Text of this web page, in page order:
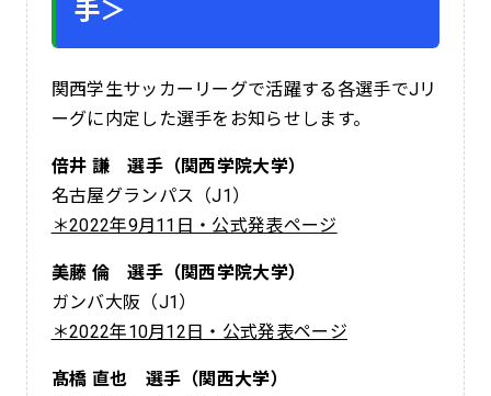
手＞
関西学生サッカーリーグで活躍する各選手でJリ
ーグに内定した選手をお知らせします。
倍井 謙 選手（関西学院大学）
名古屋グランパス（J1）
＊2022年9月11日・公式発表ページ
美藤 倫 選手（関西学院大学）
ガンバ大阪（J1）
＊2022年10月12日・公式発表ページ
髙橋 直也 選手（関西大学）